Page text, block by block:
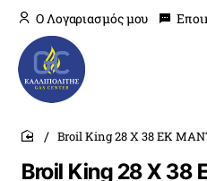
O Λογαριασμός μου
Broil King 28 X
home
Broil King 28 X 38 ΕΚ